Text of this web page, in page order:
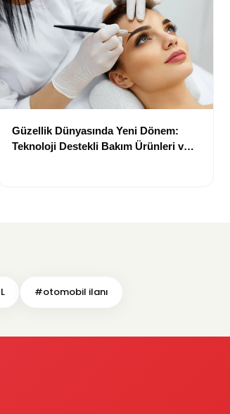
Güzellik Dünyasında Yeni Dönem:
Teknoloji Destekli Bakım Ürünleri ve
#otomobil ilanı